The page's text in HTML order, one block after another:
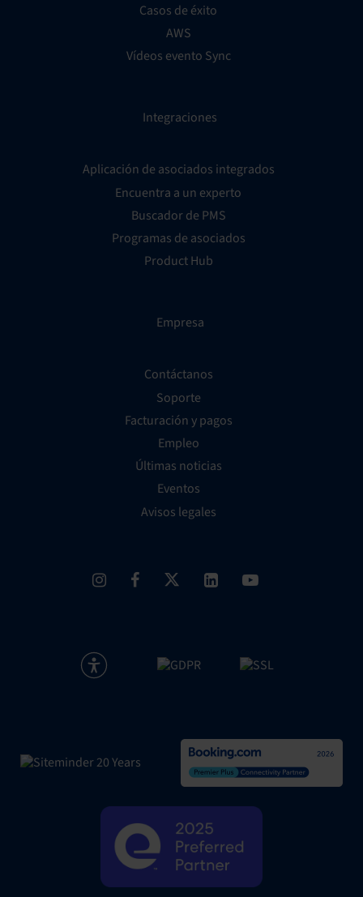
Casos de éxito
AWS
Vídeos evento Sync
Integraciones
Aplicación de asociados integrados
Encuentra a un experto
Buscador de PMS
Programas de asociados
Product Hub
Empresa
Contáctanos
Soporte
Facturación y pagos
Empleo
Últimas noticias
Eventos
Avisos legales